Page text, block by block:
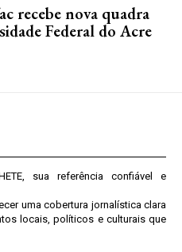
recebe nova quadra
Federal do Acre
sua referência confiável e
uma cobertura jornalística clara
locais, políticos e culturais que